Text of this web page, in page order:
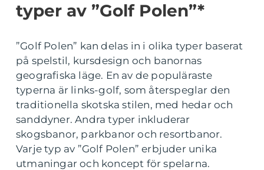
typer av ”Golf Polen”*
”Golf Polen” kan delas in i olika typer baserat
på spelstil, kursdesign och banornas
geografiska läge. En av de populäraste
typerna är links-golf, som återspeglar den
traditionella skotska stilen, med hedar och
sanddyner. Andra typer inkluderar
skogsbanor, parkbanor och resortbanor.
Varje typ av ”Golf Polen” erbjuder unika
utmaningar och koncept för spelarna.